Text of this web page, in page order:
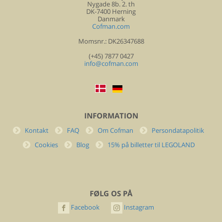
Nygade 8b. 2. th
DK-7400 Herning
Danmark
Cofman.com
Momsnr.: DK26347688
(+45) 7877 0427
info@cofman.com
INFORMATION
Kontakt FAQ Om Cofman
Persondatapolitik
Cookies
Blog 15% på billetter til LEGOLAND
FØLG OS PÅ
Facebook Instagram